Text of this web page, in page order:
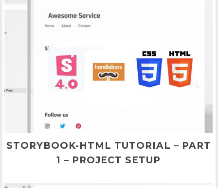
STORYBOOK-HTML TUTORIAL – PART
1 – PROJECT SETUP